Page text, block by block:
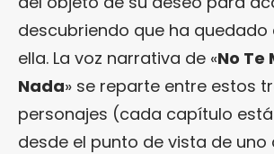
descubriendo que ha
ella. La voz narrativa de «No Te
Nada» se reparte entre estos
personajes (cada capítulo
desde el punto de vista de uno